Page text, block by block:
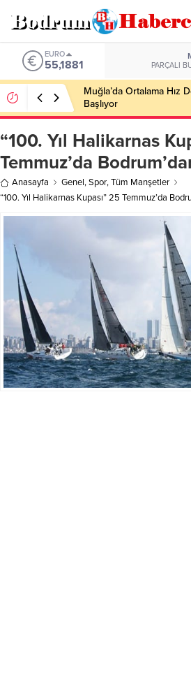
ALTIN
6.660,55 PARÇALI
Ankara; “Bodrum’un
genç oyuncuları parlatıp
kazandırmak”
“100. Yıl Halikarnas
Temmuz’da
Anasayfa Genel,Spor,Tüm Manşetler
“100. Yıl Halikarnas Kupası” 25 Temmuz’da